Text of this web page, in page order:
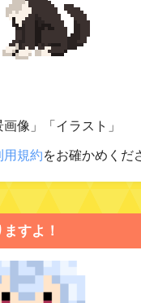
像」「イラスト」
用規約をお確かめくだ
すよ！